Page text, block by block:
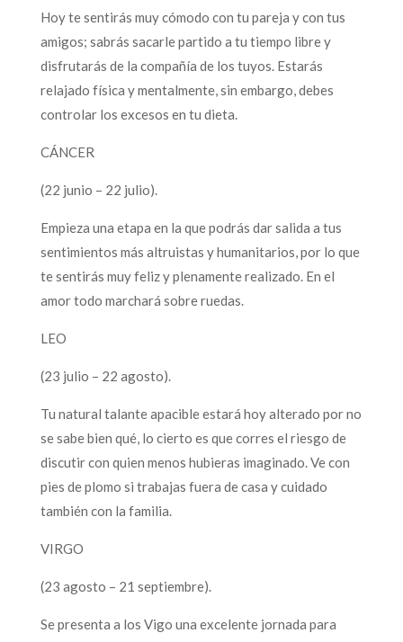
Hoy te sentirás muy cómodo con tu pareja y con tus
amigos; sabrás sacarle partido a tu tiempo libre y
disfrutarás de la compañía de los tuyos. Estarás
relajado física y mentalmente, sin embargo, debes
controlar los excesos en tu dieta.
CÁNCER
(22 junio – 22 julio).
Empieza una etapa en la que podrás dar salida a tus
sentimientos más altruistas y humanitarios, por lo que
te sentirás muy feliz y plenamente realizado. En el
amor todo marchará sobre ruedas.
LEO
(23 julio – 22 agosto).
Tu natural talante apacible estará hoy alterado por no
se sabe bien qué, lo cierto es que corres el riesgo de
discutir con quien menos hubieras imaginado. Ve con
pies de plomo si trabajas fuera de casa y cuidado
también con la familia.
VIRGO
(23 agosto – 21 septiembre).
Se presenta a los Vigo una excelente jornada para